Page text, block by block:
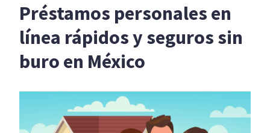
Préstamos personales en
línea rápidos y seguros sin
buro en México